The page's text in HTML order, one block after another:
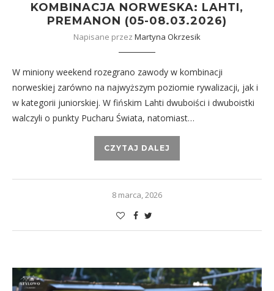
KOMBINACJA NORWESKA: LAHTI,
PREMANON (05-08.03.2026)
Napisane przez Martyna Okrzesik
W miniony weekend rozegrano zawody w kombinacji
norweskiej zarówno na najwyższym poziomie rywalizacji, jak i
w kategorii juniorskiej. W fińskim Lahti dwuboiści i dwuboistki
walczyli o punkty Pucharu Świata, natomiast…
CZYTAJ DALEJ
8 marca, 2026